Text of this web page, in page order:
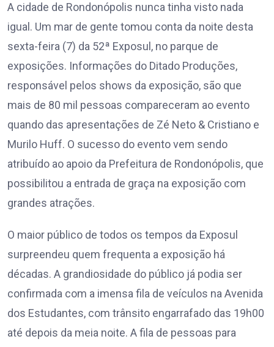
A cidade de Rondonópolis nunca tinha visto nada
igual. Um mar de gente tomou conta da noite desta
sexta-feira (7) da 52ª Exposul, no parque de
exposições. Informações do Ditado Produções,
responsável pelos shows da exposição, são que
mais de 80 mil pessoas compareceram ao evento
quando das apresentações de Zé Neto & Cristiano e
Murilo Huff. O sucesso do evento vem sendo
atribuído ao apoio da Prefeitura de Rondonópolis, que
possibilitou a entrada de graça na exposição com
grandes atrações.
O maior público de todos os tempos da Exposul
surpreendeu quem frequenta a exposição há
décadas. A grandiosidade do público já podia ser
confirmada com a imensa fila de veículos na Avenida
dos Estudantes, com trânsito engarrafado das 19h00
até depois da meia noite. A fila de pessoas para